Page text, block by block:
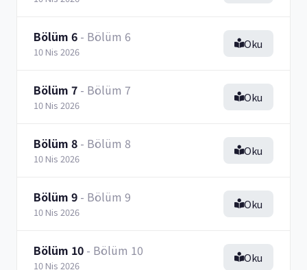
Bölüm 6 - Bölüm 6
10 Nis 2026
Oku
Bölüm 7 - Bölüm 7
10 Nis 2026
Oku
Bölüm 8 - Bölüm 8
10 Nis 2026
Oku
Bölüm 9 - Bölüm 9
10 Nis 2026
Oku
Bölüm 10 - Bölüm 10
10 Nis 2026
Oku